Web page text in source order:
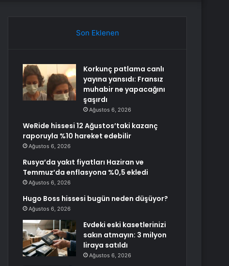
Son Eklenen
Korkunç patlama canlı
yayına yansıdı: Fransız
muhabir ne yapacağını
şaşırdı
Ağustos 6, 2026
WeRide hissesi 12 Ağustos’taki kazanç
raporuyla %10 hareket edebilir
Ağustos 6, 2026
Rusya’da yakıt fiyatları Haziran ve
Temmuz’da enflasyona %0,5 ekledi
Ağustos 6, 2026
Hugo Boss hissesi bugün neden düşüyor?
Ağustos 6, 2026
Evdeki eski kasetlerinizi
sakın atmayın: 3 milyon
liraya satıldı
Ağustos 6, 2026